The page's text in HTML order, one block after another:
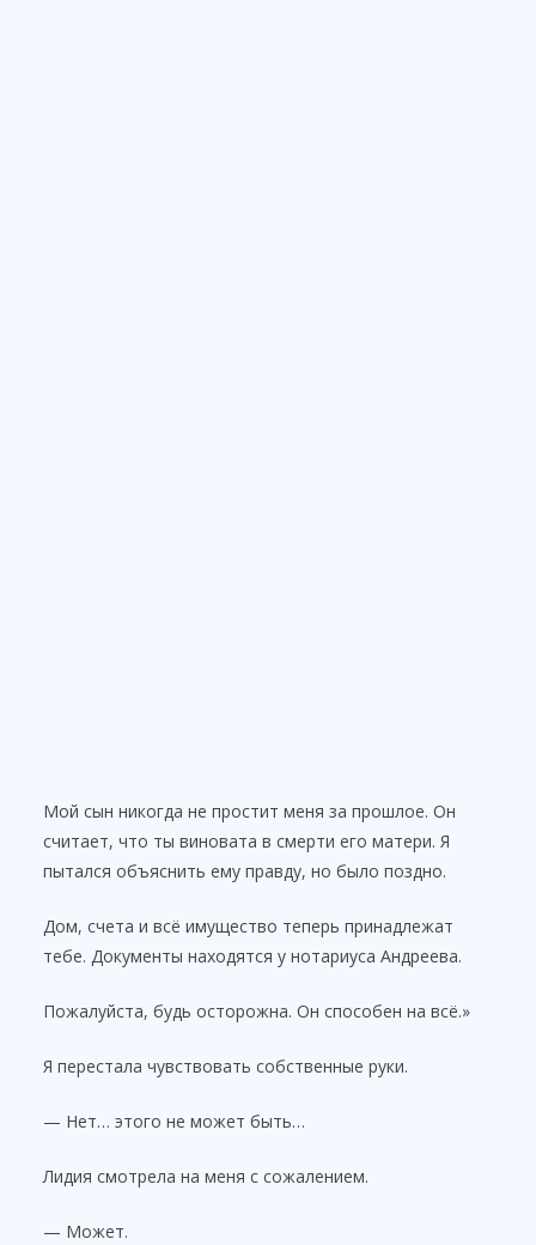
Мой сын никогда не простит меня за прошлое. Он
считает, что ты виновата в смерти его матери. Я
пытался объяснить ему правду, но было поздно.
Дом, счета и всё имущество теперь принадлежат
тебе. Документы находятся у нотариуса Андреева.
Пожалуйста, будь осторожна. Он способен на всё.»
Я перестала чувствовать собственные руки.
— Нет… этого не может быть…
Лидия смотрела на меня с сожалением.
— Может.